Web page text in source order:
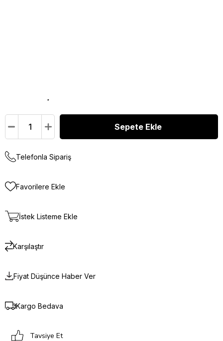
Telefonla Sipariş
Favorilere Ekle
İstek Listeme Ekle
Karşılaştır
Fiyat Düşünce Haber Ver
Kargo Bedava
Tavsiye Et